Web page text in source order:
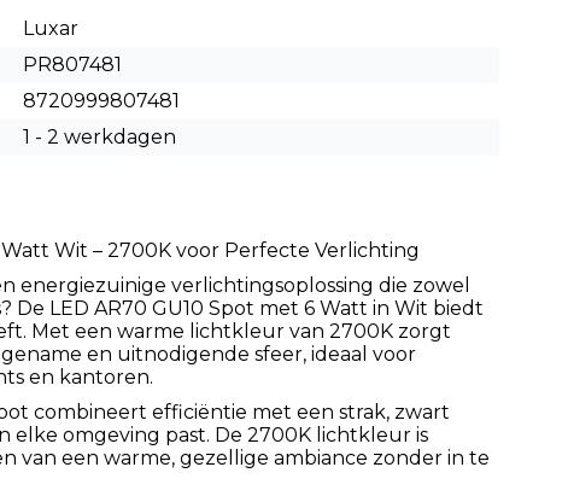
Luxar
PR807481
8720999807481
1 - 2 werkdagen
Watt Wit – 2700K voor Perfecte Verlichting
energiezuinige verlichtingsoplossing die zowel
De LED AR70 GU10 Spot met 6 Watt in Wit biedt
Met een warme lichtkleur van 2700K zorgt
en uitnodigende sfeer, ideaal voor
en kantoren.
combineert efficiëntie met een strak, zwart
elke omgeving past. De 2700K lichtkleur is
van een warme, gezellige ambiance zonder in te